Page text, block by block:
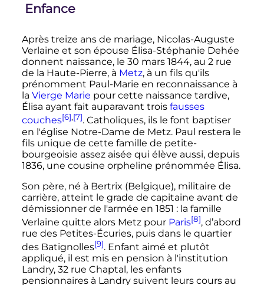
Enfance
Après treize ans de mariage, Nicolas-Auguste
Verlaine et son épouse Élisa-Stéphanie Dehée
donnent naissance, le 30 mars 1844, au 2 rue
de la Haute-Pierre, à Metz, à un fils qu'ils
prénomment Paul-Marie en reconnaissance à
la Vierge Marie pour cette naissance tardive,
Élisa ayant fait auparavant trois fausses
couches[6],[7]. Catholiques, ils le font baptiser
en l'église Notre-Dame de Metz. Paul restera le
fils unique de cette famille de petite-
bourgeoisie assez aisée qui élève aussi, depuis
1836, une cousine orpheline prénommée Élisa.
Son père, né à Bertrix (Belgique), militaire de
carrière, atteint le grade de capitaine avant de
démissionner de l'armée en 1851 : la famille
Verlaine quitte alors Metz pour Paris[8], d’abord
rue des Petites-Écuries, puis dans le quartier
des Batignolles[9]. Enfant aimé et plutôt
appliqué, il est mis en pension à l'institution
Landry, 32 rue Chaptal, les enfants
pensionnaires à Landry suivent leurs cours au